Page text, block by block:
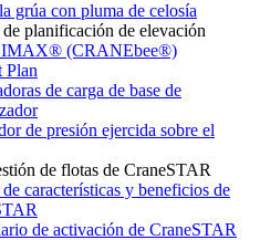
grúa con pluma de celosía
planificación de elevación
(CRANEbee®)
de carga de base de
de presión ejercida sobre el
de flotas de CraneSTAR
características y beneficios de
de activación de CraneSTAR